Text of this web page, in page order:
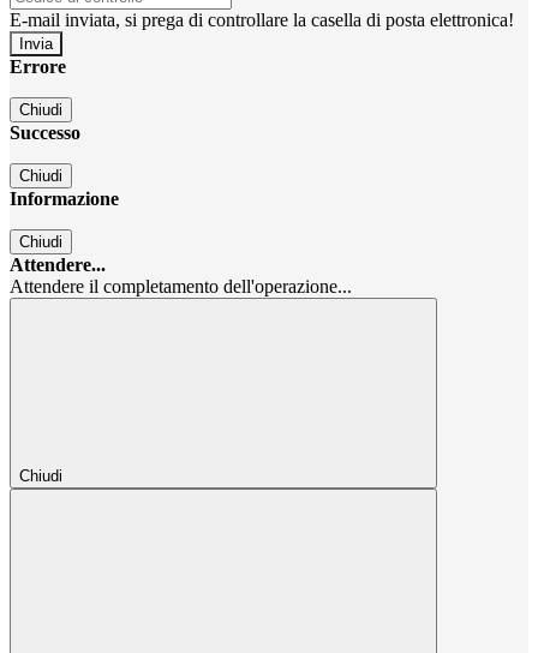
E-mail inviata, si prega di controllare la casella di posta elettronica!
Errore
Chiudi
Successo
Chiudi
Informazione
Chiudi
Attendere...
Attendere il completamento dell'operazione...
Chiudi